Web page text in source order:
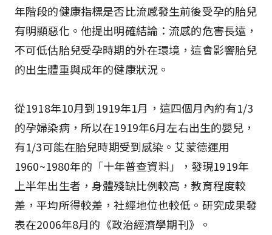
年階段的健康指標是否比流感發生前後受孕的胎兒
有明顯惡化。他提出明確結論：流感的危害長遠，
不可低估胎兒受孕時期的外在環境，這會影響胎兒
的出生體重與成年的健康狀況。
從1918年10月到1919年1月，這四個月內約有1/3
的孕婦染病，所以在1919年6月左右出生的嬰兒，
有1/3可能在胎兒時期受到感染。艾蒙德運用
1960~1980年的「十年普查資料」，發現1919年
上半年出生者，身體殘缺比例較高，教育程度較
差，平均所得較差，社經地位也較低。研究成果發
表在2006年8月的《政治經濟學期刊》。